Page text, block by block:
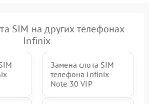
SIM на других телефонах
Infinix
Замена слота SIM
телефона Infinix
Note 30 VIP